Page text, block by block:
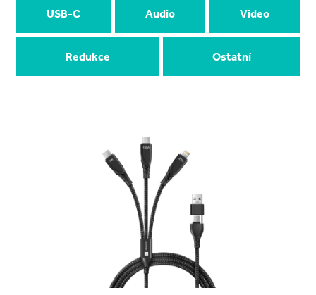
USB-C Audio Video
Redukce Ostatní